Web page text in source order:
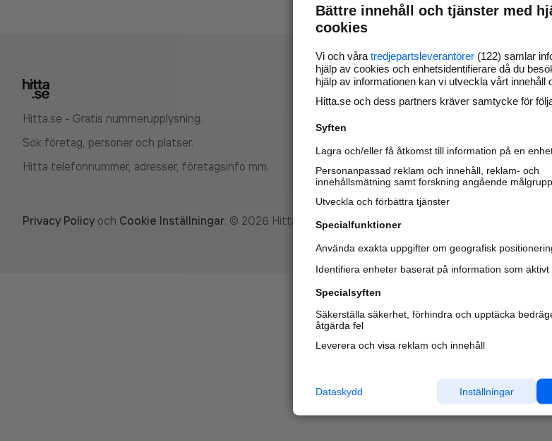
Hitta.se - Gratis nummerupplysning.
Sök företag, personer och platser.
Hitta telefonnummer, adresser, företagsinfo mm.
Marknadsför
nya kunder och
samarbetspartners
Läs mer här
Privacy Policy och Cookie Inställningar. © 2026 Hitta.se
Bättre innehåll och tjänster med
cookies
Vi och våra tredjepartsleverantörer (122) samlar
hjälp av cookies och enhetsidentifierare då du
hjälp av informationen kan vi utveckla vårt innehåll
Hitta.se och dess partners kräver samtycke för
Syften
Lagra och/eller få åtkomst till information på en
Personanpassad reklam och innehåll, reklam- och
innehållsmätning samt forskning angående målgrupp
Utveckla och förbättra tjänster
Specialfunktioner
Använda exakta uppgifter om geografisk
Identifiera enheter baserat på information som aktivt
Specialsyften
Säkerställa säkerhet, förhindra och upptäcka
åtgärda fel
Leverera och visa reklam och innehåll
Inställningar
Dataskydd